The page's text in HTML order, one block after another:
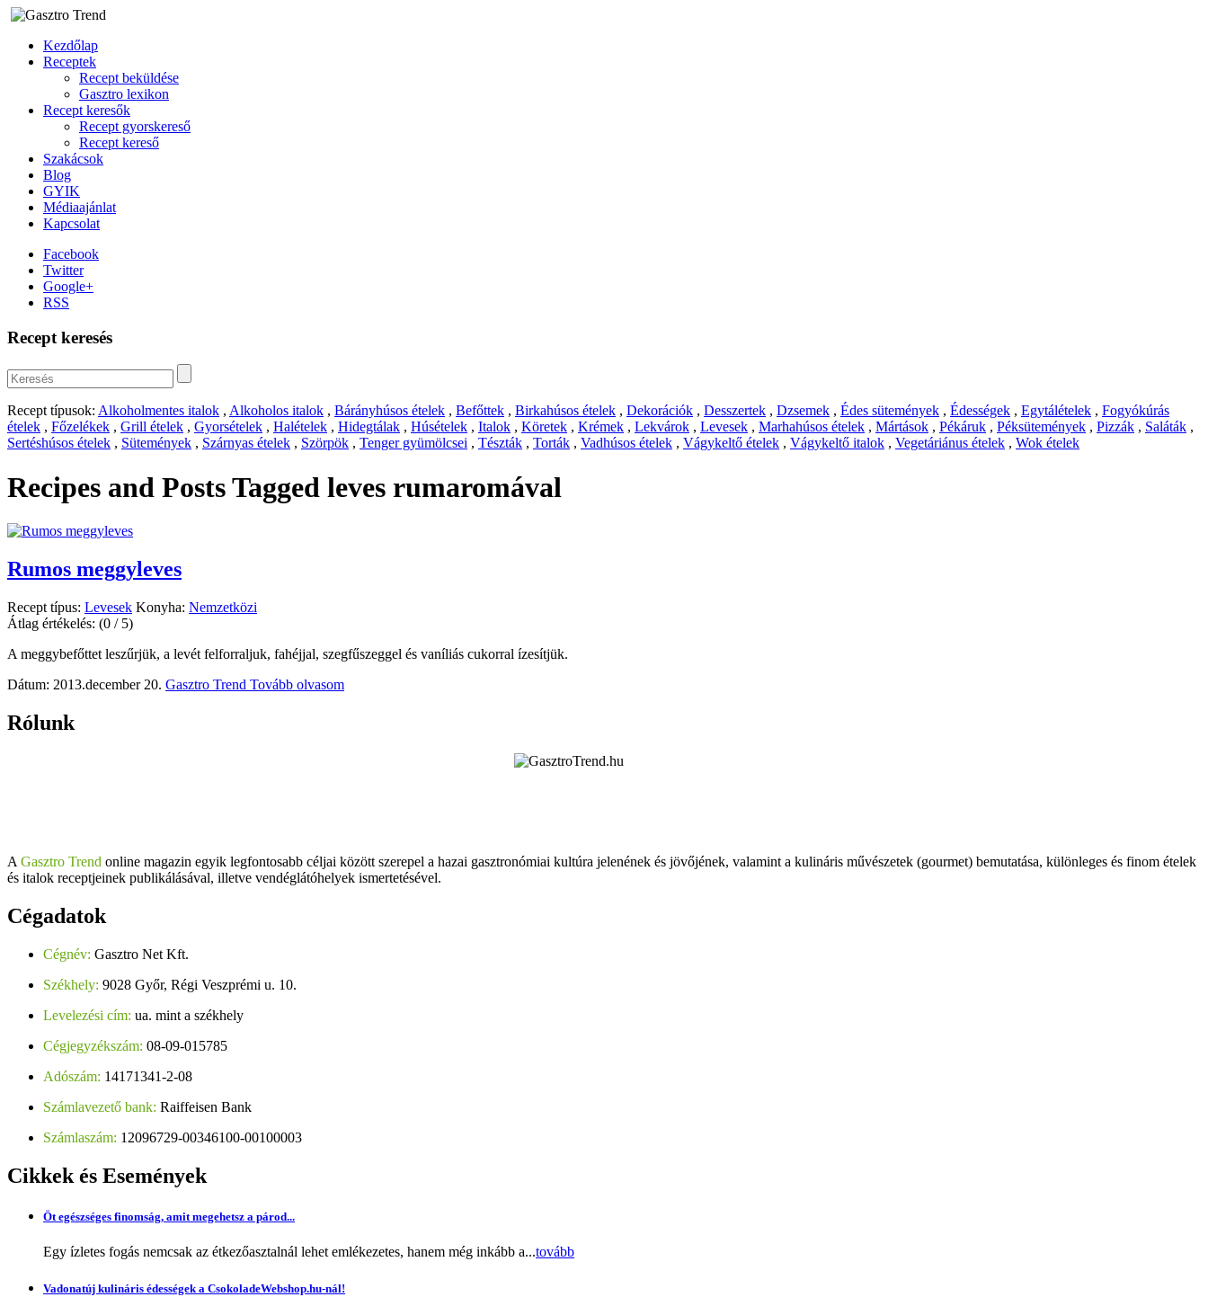
Kezdőlap
Receptek
Recept beküldése
Gasztro lexikon
Recept keresők
Recept gyorskereső
Recept kereső
Szakácsok
Blog
GYIK
Médiaajánlat
Kapcsolat
Facebook
Twitter
Google+
RSS
Recept keresés
Recept típusok: Alkoholmentes italok , Alkoholos italok , Bárányhúsos ételek , Befőttek , Birkahúsos ételek , Dekorációk , Desszertek , Dzsemek , Édes sütemények , Édességek , Egytálételek , Fogyókúrás
ételek , Főzelékek , Grill ételek , Gyorsételek , Halételek , Hidegtálak , Húsételek , Italok , Köretek , Krémek , Lekvárok , Levesek , Marhahúsos ételek , Mártások , Pékáruk , Péksütemények , Pizzák , Saláták ,
Sertéshúsos ételek , Sütemények , Szárnyas ételek , Szörpök , Tenger gyümölcsei , Tészták , Torták , Vadhúsos ételek , Vágykeltő ételek , Vágykeltő italok , Vegetáriánus ételek , Wok ételek
Recipes and Posts Tagged leves rumaromával
Rumos meggyleves
Recept típus: Levesek Konyha: Nemzetközi
Átlag értékelés: (0 / 5)
A meggybefőttet leszűrjük, a levét felforraljuk, fahéjjal, szegfűszeggel és vaníliás cukorral ízesítjük.
Dátum: 2013.december 20. Gasztro Trend Tovább olvasom
Rólunk
A Gasztro Trend online magazin egyik legfontosabb céljai között szerepel a hazai gasztronómiai kultúra jelenének és jövőjének, valamint a kulináris művészetek (gourmet) bemutatása, különleges és finom ételek
és italok receptjeinek publikálásával, illetve vendéglátóhelyek ismertetésével.
Cégadatok
Cégnév: Gasztro Net Kft.
Székhely: 9028 Győr, Régi Veszprémi u. 10.
Levelezési cím: ua. mint a székhely
Cégjegyzékszám: 08-09-015785
Adószám: 14171341-2-08
Számlavezető bank: Raiffeisen Bank
Számlaszám: 12096729-00346100-00100003
Cikkek és Események
Öt egészséges finomság, amit megehetsz a párod...
Egy ízletes fogás nemcsak az étkezőasztalnál lehet emlékezetes, hanem még inkább a...tovább
Vadonatúj kulináris édességek a CsokoladeWebshop.hu-nál!